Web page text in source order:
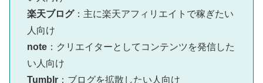
楽天ブログ：主に楽天アフィリエイトで稼ぎたい
人向け
note：クリエイターとしてコンテンツを発信した
い人向け
Tumblr：ブログを拡散したい人向け